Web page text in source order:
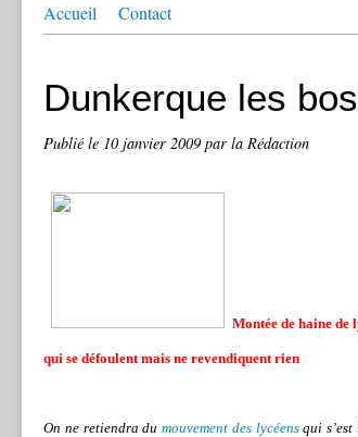
Accueil Contact
Dunkerque les
Publié le 10 janvier 2009 par la Rédaction
Montée de haine de
qui se défoulent mais ne revendiquent rien
On ne retiendra dumouvement des lycéensqui s’est